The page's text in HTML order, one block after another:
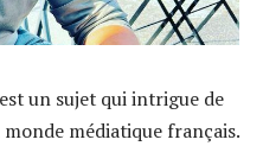
est un sujet qui intrigue de
médiatique français.